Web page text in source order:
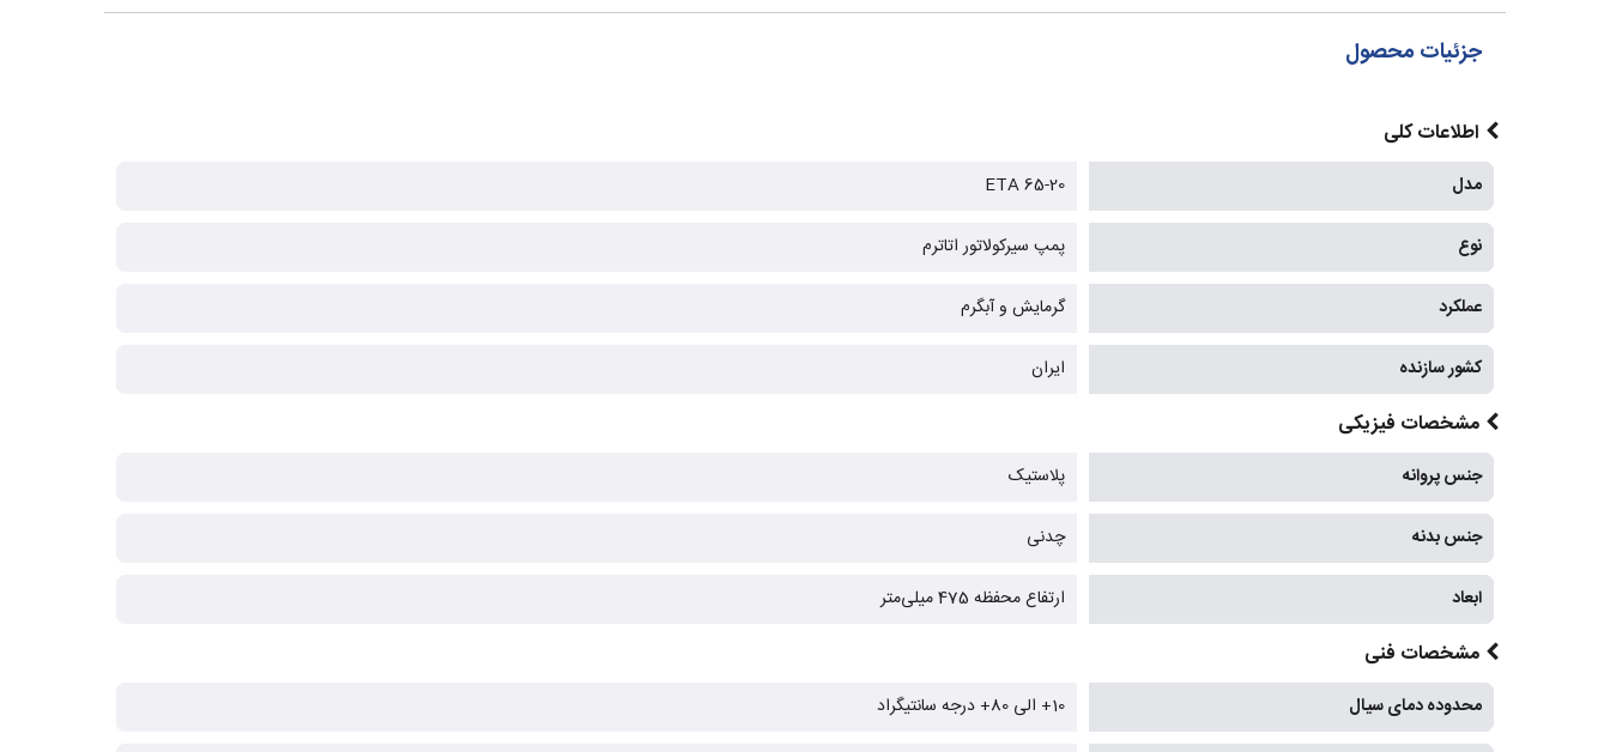
جزئیات محصول
اطلاعات کلی
مدل ETA 65-20
نوع پمپ سیرکولاتور اتاترم
عملکرد گرمایش و آبگرم
کشور سازنده ایران
مشخصات فیزیکی
جنس پروانه پلاستیک
جنس بدنه چدنی
ابعاد ارتفاع محفظه 475 میلی‌متر
مشخصات فنی
محدوده دمای سیال 10+ الی 80+ درجه سانتیگراد